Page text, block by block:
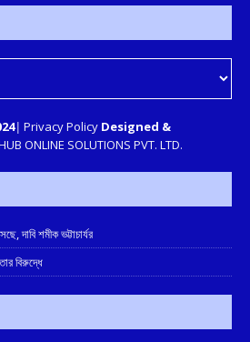
| Privacy Policy Designed &
ONLINE SOLUTIONS PVT. LTD.
দাবি শমীক ভট্টাচার্যর
বিরুদ্ধে